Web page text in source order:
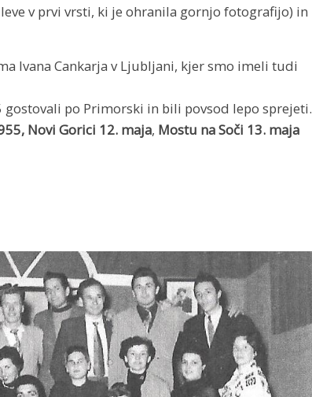
v prvi vrsti, ki je ohranila gornjo fotografijo) in
Ivana Cankarja v Ljubljani, kjer smo imeli tudi
po Primorski in bili povsod lepo sprejeti.
Novi Gorici 12. maja, Mostu na Soči 13. maja